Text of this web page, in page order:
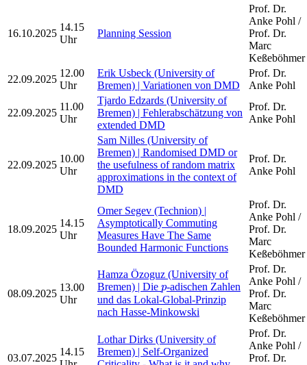
16.10.2025
14.15
Uhr
Planning Session
Prof. Dr.
Anke Pohl /
Prof. Dr.
Marc
Keßeböhmer
22.09.2025
12.00
Uhr
Erik Usbeck (University of
Bremen) | Variationen von DMD
Prof. Dr.
Anke Pohl
22.09.2025
11.00
Uhr
Tjardo Edzards (University of
Bremen) | Fehlerabschätzung von
extended DMD
Prof. Dr.
Anke Pohl
22.09.2025
10.00
Uhr
Sam Nilles (University of
Bremen) | Randomised DMD or
the usefulness of random matrix
approximations in the context of
DMD
Prof. Dr.
Anke Pohl
18.09.2025
14.15
Uhr
Omer Segev (Technion) |
Asymptotically Commuting
Measures Have The Same
Bounded Harmonic Functions
Prof. Dr.
Anke Pohl /
Prof. Dr.
Marc
Keßeböhmer
08.09.2025
13.00
Uhr
Hamza Özoguz (University of
Bremen) | Die p
p-adischen Zahlen
und das Lokal-Global-Prinzip
nach Hasse-Minkowski
Prof. Dr.
Anke Pohl /
Prof. Dr.
Marc
Keßeböhmer
03.07.2025
14.15
Lothar Dirks (University of
Bremen) | Self-Organized
Prof. Dr.
Anke Pohl /
Prof. Dr.